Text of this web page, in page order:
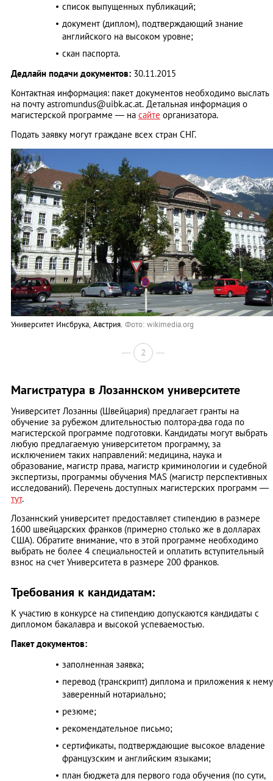
список выпущенных публикаций;
документ (диплом), подтверждающий знание
английского на высоком уровне;
скан паспорта.
Дедлайн подачи документов: 30.11.2015
Контактная информация: пакет документов необходимо выслать
на почту astromundus@uibk.ac.at. Детальная информация о
магистерской программе — на сайте организатора.
Подать заявку могут граждане всех стран СНГ.
Университет Инсбрука, Австрия. Фото: wikimedia.org
2
Магистратура в Лозаннском университете
Университет Лозанны (Швейцария) предлагает гранты на
обучение за рубежом длительностью полтора-два года по
магистерской программе подготовки. Кандидаты могут выбрать
любую предлагаемую университетом программу, за
исключением таких направлений: медицина, наука и
образование, магистр права, магистр криминологии и судебной
экспертизы, программы обучения MAS (магистр перспективных
исследований). Перечень доступных магистерских программ —
тут.
Лозаннский университет предоставляет стипендию в размере
1600 швейцарских франков (примерно столько же в долларах
США). Обратите внимание, что в этой программе необходимо
выбрать не более 4 специальностей и оплатить вступительный
взнос на счет Университета в размере 200 франков.
Требования к кандидатам:
К участию в конкурсе на стипендию допускаются кандидаты с
дипломом бакалавра и высокой успеваемостью.
Пакет документов:
заполненная заявка;
перевод (транскрипт) диплома и приложения к
заверенный нотариально;
резюме;
рекомендательное письмо;
сертификаты, подтверждающие высокое владение
французским и английским языками;
план бюджета для первого года обучения (по сути,